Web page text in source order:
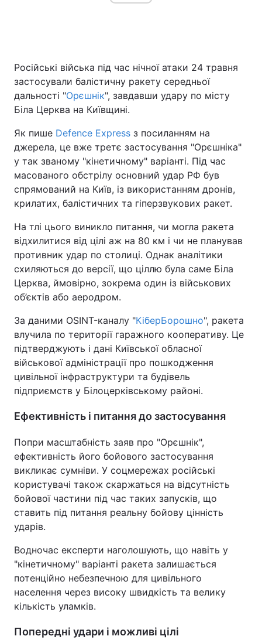
Російські війська під час нічної атаки 24 травня
застосували балістичну ракету середньої
дальності "Орєшнік", завдавши удару по місту
Біла Церква на Київщині.
Як пише Defence Express з посиланням на
джерела, це вже третє застосування "Орєшніка"
у так званому "кінетичному" варіанті. Під час
масованого обстрілу основний удар РФ був
спрямований на Київ, із використанням дронів,
крилатих, балістичних та гіперзвукових ракет.
На тлі цього виникло питання, чи могла ракета
відхилитися від цілі аж на 80 км і чи не планував
противник удар по столиці. Однак аналітики
схиляються до версії, що ціллю була саме Біла
Церква, ймовірно, зокрема один із військових
об’єктів або аеродром.
За даними OSINT-каналу "КіберБорошно", ракета
влучила по території гаражного кооперативу. Це
підтверджують і дані Київської обласної
військової адміністрації про пошкодження
цивільної інфраструктури та будівель
підприємств у Білоцерківському районі.
Ефективність і питання до застосування
Попри масштабність заяв про "Орєшнік",
ефективність його бойового застосування
викликає сумніви. У соцмережах російські
користувачі також скаржаться на відсутність
бойової частини під час таких запусків, що
ставить під питання реальну бойову цінність
ударів.
Водночас експерти наголошують, що навіть у
"кінетичному" варіанті ракета залишається
потенційно небезпечною для цивільного
населення через високу швидкість та велику
кількість уламків.
Попередні удари і можливі цілі